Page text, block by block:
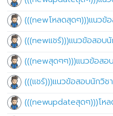
(((newโหลดสุดๆ)))แนวข้
(((newแชร์)))แนวข้อสอบ
(((newสุดๆๆ)))แนวข้อสอ
(((แชร์)))แนวข้อสอบนักวิช
(((newupdateสุดๆ)))โหล